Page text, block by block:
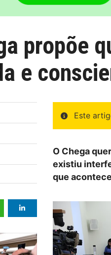
propõe
e
Este
O Chega
existiu
que